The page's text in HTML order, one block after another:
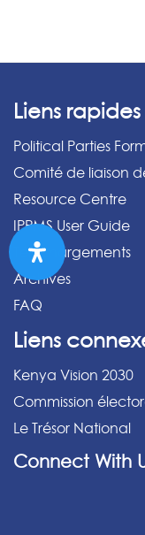
Liens rapides
Political Parties
Comité de liaison
Resource Centre
IPPMS User Guide
Téléchargements
Archives
FAQ
Liens
Kenya Vision 2030
Commission
Le Trésor National
Connect With